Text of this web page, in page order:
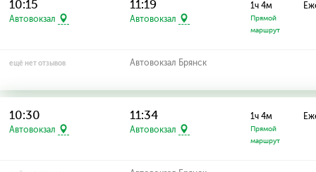
10:15
Автовокзал
11:19
Автовокзал
1ч 4м
Прямой
маршрут
ещё нет отзывов Автовокзал Брянск
10:30
Автовокзал
11:34
Автовокзал
1ч 4м
Прямой
маршрут